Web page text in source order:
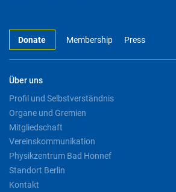
Donate Membership Press
Über uns
Profil und Selbstverständnis
Organe und Gremien
Mitgliedschaft
Vereinskommunikation
Physikzentrum Bad Honnef
Standort Berlin
Kontakt